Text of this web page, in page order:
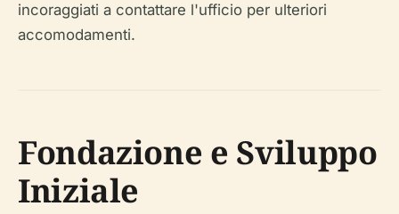
incoraggiati a contattare l'ufficio per ulteriori
accomodamenti.
Fondazione e Sviluppo
Iniziale